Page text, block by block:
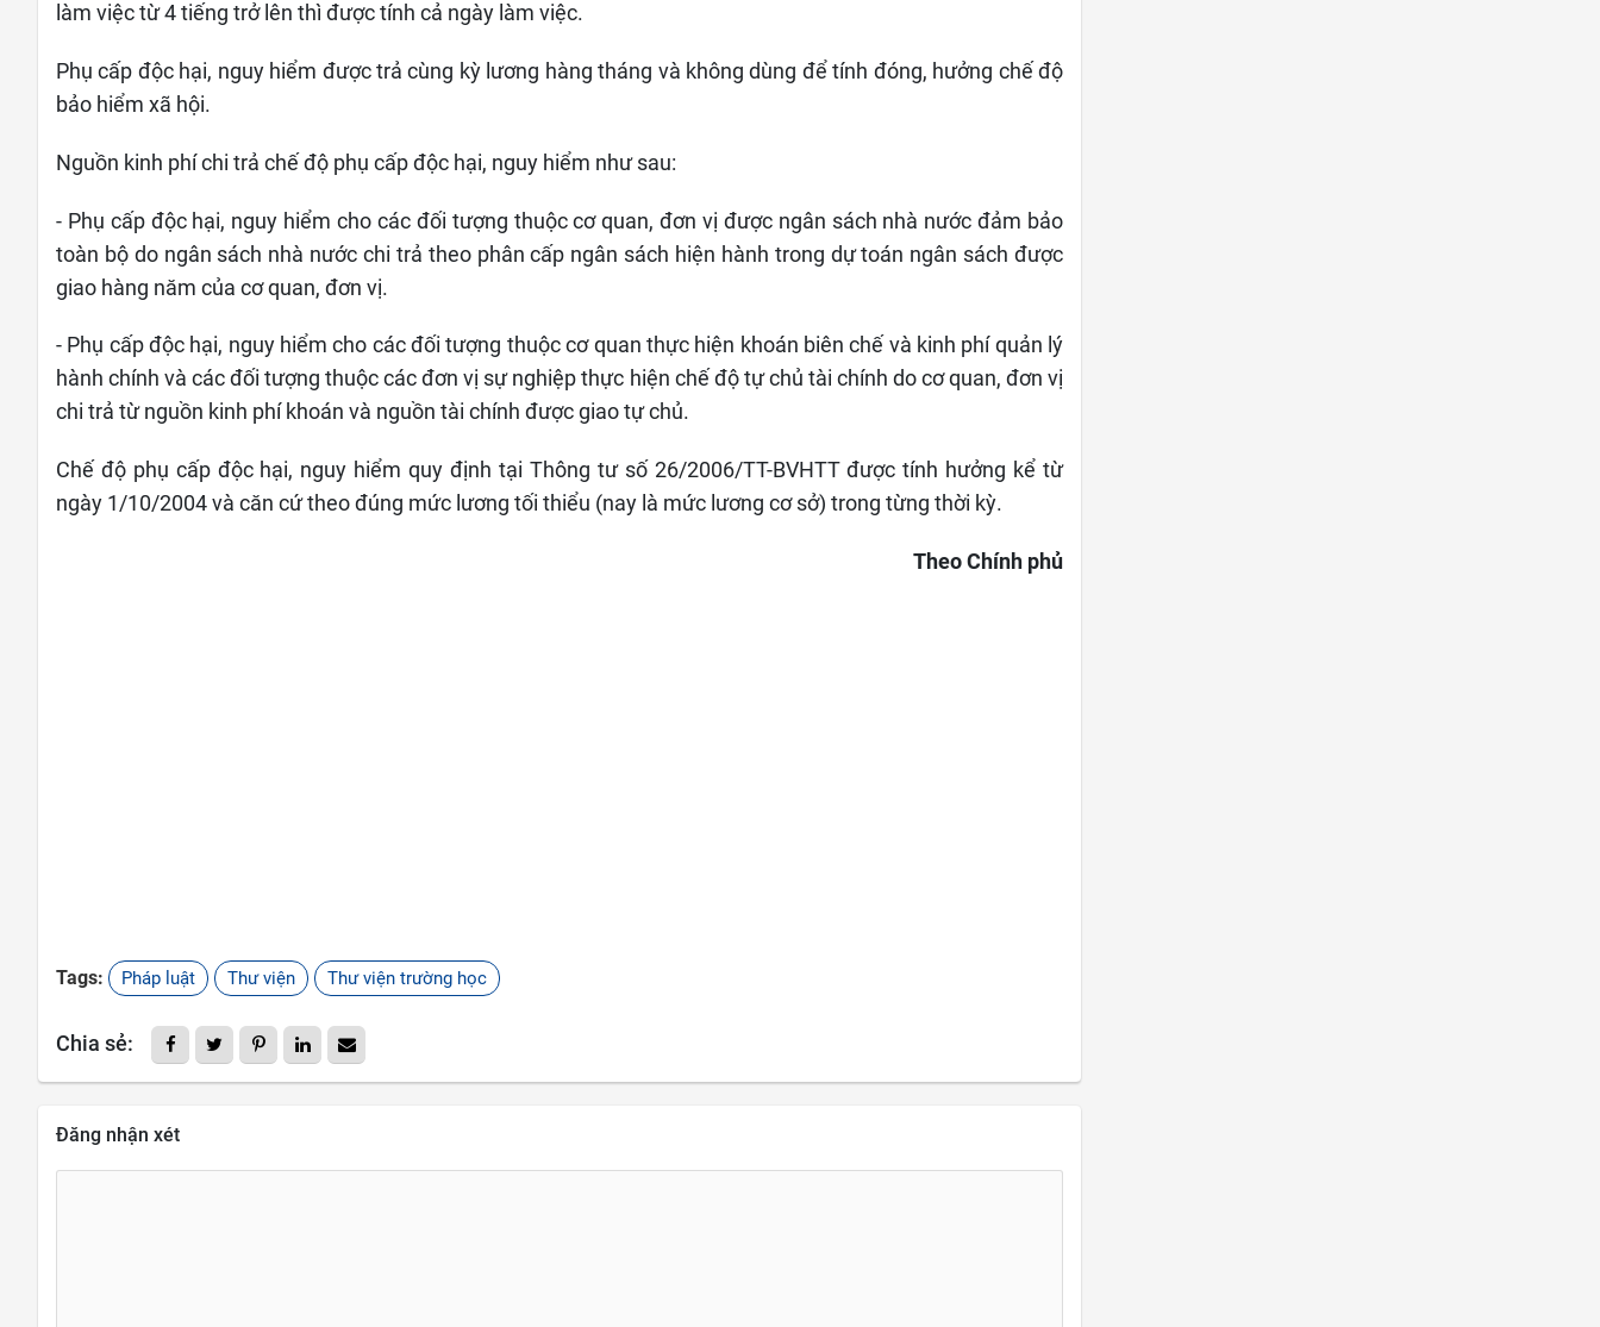
làm việc từ 4 tiếng trở lên thì được tính cả ngày làm việc.
Phụ cấp độc hại, nguy hiểm được trả cùng kỳ lương hàng tháng và không dùng để tính đóng, hưởng chế độ
bảo hiểm xã hội.
Nguồn kinh phí chi trả chế độ phụ cấp độc hại, nguy hiểm như sau:
- Phụ cấp độc hại, nguy hiểm cho các đối tượng thuộc cơ quan, đơn vị được ngân sách nhà nước đảm bảo
toàn bộ do ngân sách nhà nước chi trả theo phân cấp ngân sách hiện hành trong dự toán ngân sách được
giao hàng năm của cơ quan, đơn vị.
- Phụ cấp độc hại, nguy hiểm cho các đối tượng thuộc cơ quan thực hiện khoán biên chế và kinh phí quản lý
hành chính và các đối tượng thuộc các đơn vị sự nghiệp thực hiện chế độ tự chủ tài chính do cơ quan, đơn vị
chi trả từ nguồn kinh phí khoán và nguồn tài chính được giao tự chủ.
Chế độ phụ cấp độc hại, nguy hiểm quy định tại Thông tư số 26/2006/TT-BVHTT được tính hưởng kể từ
ngày 1/10/2004 và căn cứ theo đúng mức lương tối thiểu (nay là mức lương cơ sở) trong từng thời kỳ.
Theo Chính phủ
Tags: Pháp luật Thư viện Thư viện trường học
Chia sẻ:
Đăng nhận xét